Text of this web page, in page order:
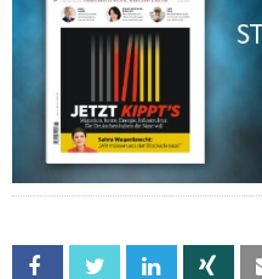
Facebook Twitter Linkedin Xing